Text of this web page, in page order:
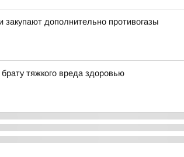
дополнительно противогазы
тяжкого вреда здоровью